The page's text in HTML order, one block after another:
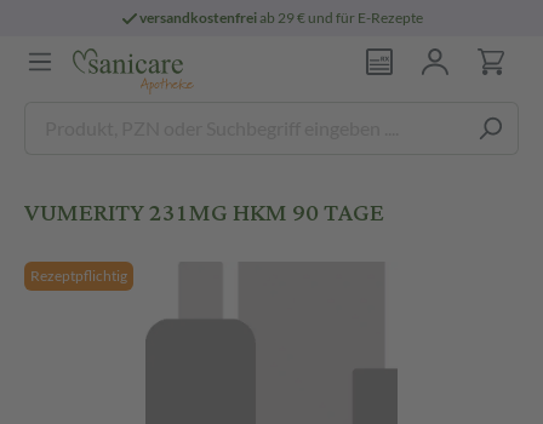
versandkostenfreiab 29 € und für E-Rezepte
VUMERITY 231MG HKM 90 TAGE
Rezeptpflichtig